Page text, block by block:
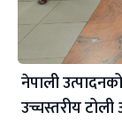
नेपाली
उच्चस्तरीय